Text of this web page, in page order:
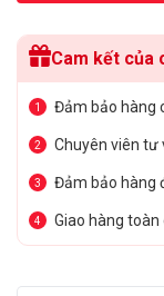
Cam kết của
1 Đảm bảo hàng
2 Chuyên viên tư
3 Đảm bảo hàng
4 Giao hàng